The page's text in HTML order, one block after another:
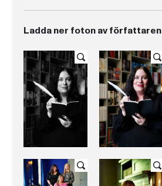
Ladda ner foton av författaren